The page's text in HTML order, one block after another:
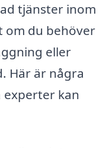
tjänster inom
om du behöver
eller
Här är några
experter kan